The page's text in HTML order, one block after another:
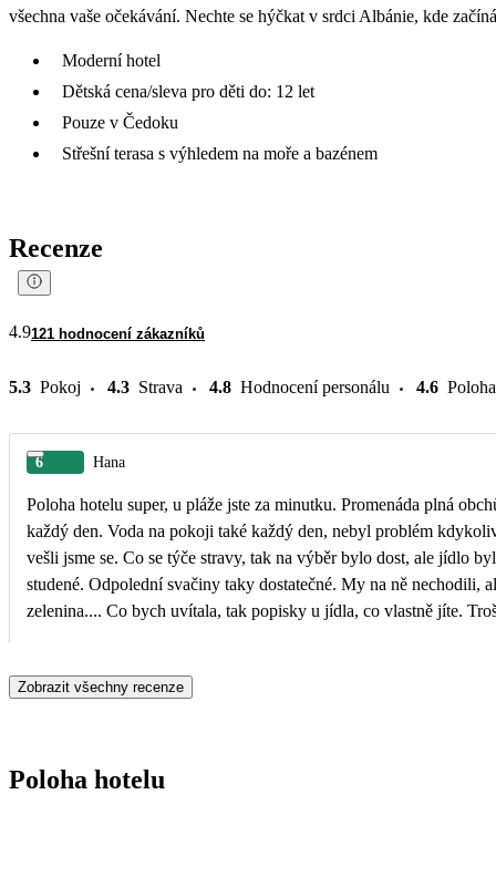
všechna vaše očekávání. Nechte se hýčkat v srdci Albánie, kde
Moderní hotel
Dětská cena/sleva pro děti do: 12 let
Pouze v Čedoku
Střešní terasa s výhledem na moře a bazénem
Recenze
4.9121 hodnocení zákazníků
5.3 Pokoj 4.3 Strava 4.8 Hodnocení personálu 4.6 Poloha
6 Hana
Poloha hotelu super, u pláže jste za minutku. Promenáda plná
každý den. Voda na pokoji také každý den, nebyl problém
vešli jsme se. Co se týče stravy, tak na výběr bylo dost, ale jídlo
studené. Odpolední svačiny taky dostatečné. My na ně nechodili,
zelenina.... Co bych uvítala, tak popisky u jídla, co vlastně jíte.
Zobrazit všechny recenze
Poloha hotelu